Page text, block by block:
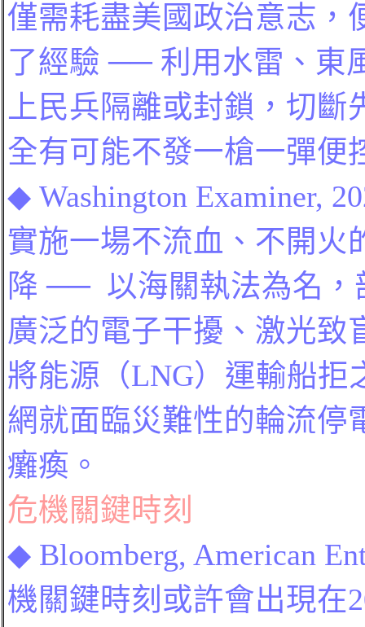
僅需耗盡美國 政治意志，
了經驗 ── 利用水雷、東
上民兵隔離或封鎖，切
全有可能不發一槍一彈便
◆ Washington Examiner,
實施一場不流血、不開火
降 ── 以海關執法為名
廣泛的電子干擾、激光致
將能源 （LNG）運輸船
網就面臨災難性的輪流停
癱瘓。
危機關鍵時刻
◆ Bloomberg, American
機關鍵時刻或許會出現在